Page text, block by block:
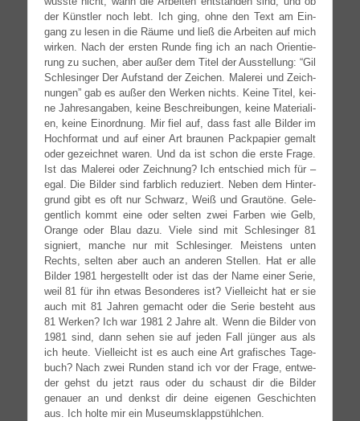
der Künst­ler noch lebt. Ich ging, ohne den Text am Ein­
gang zu lesen in die Räu­me und ließ die Arbei­ten auf mich
wir­ken. Nach der ers­ten Run­de fing ich an nach Ori­en­tie­
rung zu suchen, aber außer dem Titel der Aus­stel­lung: “Gil
Schle­sin­ger Der Auf­stand der Zei­chen. Male­rei und Zeich­
nun­gen” gab es außer den Wer­ken nichts. Kei­ne Titel, kei­
ne Jah­res­an­ga­ben, kei­ne Beschrei­bun­gen, kei­ne Mate­ria­li­
en, kei­ne Ein­ord­nung. Mir fiel auf, dass fast alle Bil­der im
Hoch­for­mat und auf einer Art brau­nen Pack­pa­pier gemalt
oder gezeich­net waren. Und da ist schon die ers­te Fra­ge.
Ist das Male­rei oder Zeich­nung? Ich ent­schied mich für –
egal. Die Bil­der sind farb­lich redu­ziert. Neben dem Hin­ter­
grund gibt es oft nur Schwarz, Weiß und Grau­tö­ne. Gele­
gent­lich kommt eine oder sel­ten zwei Far­ben wie Gelb,
Oran­ge oder Blau dazu. Vie­le sind mit Schle­sin­ger 81
signiert, man­che nur mit Schle­sin­ger. Meis­tens unten
Rechts, sel­ten aber auch an ande­ren Stel­len. Hat er alle
Bil­der 1981 her­ge­stellt oder ist das der Name einer Serie,
weil 81 für ihn etwas Beson­de­res ist? Viel­leicht hat er sie
auch mit 81 Jah­ren gemacht oder die Serie besteht aus
81 Wer­ken? Ich war 1981 2 Jah­re alt. Wenn die Bil­der von
1981 sind, dann sehen sie auf jeden Fall jün­ger aus als
ich heu­te. Viel­leicht ist es auch eine Art gra­fi­sches Tage­
buch? Nach zwei Run­den stand ich vor der Fra­ge, ent­we­
der gehst du jetzt raus oder du schaust dir die Bil­der
genau­er an und denkst dir dei­ne eige­nen Geschich­ten
aus. Ich hol­te mir ein Museumsklappstühlchen.